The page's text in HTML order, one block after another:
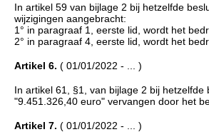
In artikel 59 van bijlage 2 bij hetzelfde
wijzigingen aangebracht:
1° in paragraaf 1, eerste lid, wordt het
2° in paragraaf 4, eerste lid, wordt het
Artikel 6. ( 01/01/2022 - ... )
In artikel 61, §1, van bijlage 2 bij
"9.451.326,40 euro" vervangen door het
Artikel 7. ( 01/01/2022 - ... )